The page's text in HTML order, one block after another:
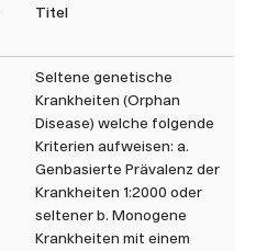
Die im Auftragsformular
nicht abschliessend. Gerne
können Sie uns bei Fragen zu
nicht aufgeführten Analysen
oder spezifischen anderen
kontaktieren.
Titel
Seltene genetische
Krankheiten (Orphan
Disease) welche folgende
Kriterien aufweisen: a.
Genbasierte Prävalenz der
Krankheiten 1:2000 oder
seltener b. Monogene
Krankheiten mit einem